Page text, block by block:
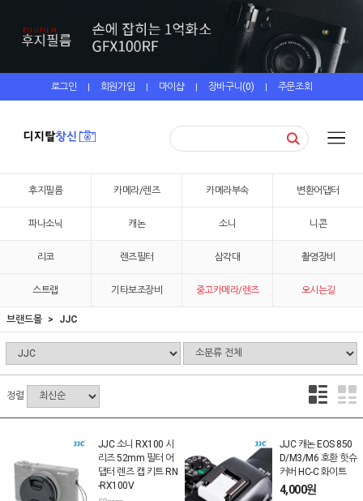
로그인 | 회원가입 | 마이샵 | 장바구니(0) | 주문조회
후지필름 카메라/렌즈 카메라부속 변환어댑터
파나소닉 캐논 소니 니콘
리코 렌즈필터 삼각대 촬영장비
스트랩 기타보조장비 중고카메라/렌즈 오시는길
브랜드몰 JJC
정렬
JJC 소니 RX100 시
리즈 52mm 필터 어
댑터 렌즈 캡 키트 RN
-RX100V
JJC 캐논 EOS 850
D/M3/M6 호환 핫슈
커버 HC-C 화이트
4,000원